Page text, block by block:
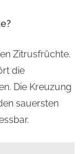
Zitrusfrüchte.
die
Die Kreuzung
sauersten